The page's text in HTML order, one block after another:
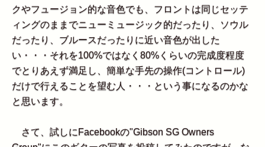
クやフュージョン的な音色でも、フロントは同じセッテ
ィングのままでニューミュージック的だったり、ソウル
だったり、ブルースだったりに近い音色が出した
い・・・それを100%ではなく80%くらいの完成度程度
でとりあえず満足し、簡単な手先の操作(コントロール)
だけで行えることを望む人・・・という事になるのかな
と思います。
さて、試しにFacebookの"Gibson SG Owners